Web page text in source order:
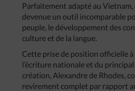
Parfaitement adapté au
devenue un outil incomparable
peuple, le développement des
culture et de la langue.
Cette prise de position officielle à
l’écriture nationale et du
création, Alexandre de Rhodes,
revirement complet par rapport